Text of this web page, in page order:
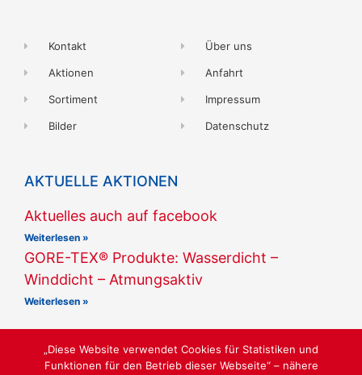
Kontakt
Aktionen
Sortiment
Bilder
Über uns
Anfahrt
Impressum
Datenschutz
AKTUELLE AKTIONEN
Aktuelles auch auf facebook
Weiterlesen »
GORE-TEX® Produkte: Wasserdicht –
Winddicht – Atmungsaktiv
Weiterlesen »
„Diese Website verwendet Cookies für Statistiken und
Funktionen für den Betrieb dieser Webseite“ – nähere